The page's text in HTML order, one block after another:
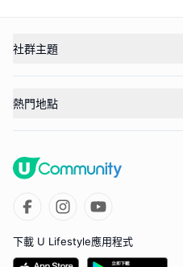
社群主題
熱門地點
下載 U Lifestyle應用程式